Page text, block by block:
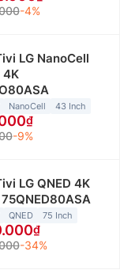
-4%
LG NanoCell
4K
NanoCell 43 Inch
-9%
LG QNED 4K
QNED 75 Inch
-34%